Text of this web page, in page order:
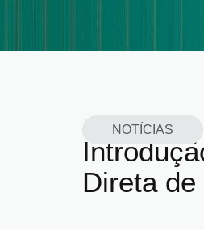
NOTÍCIAS
Direta